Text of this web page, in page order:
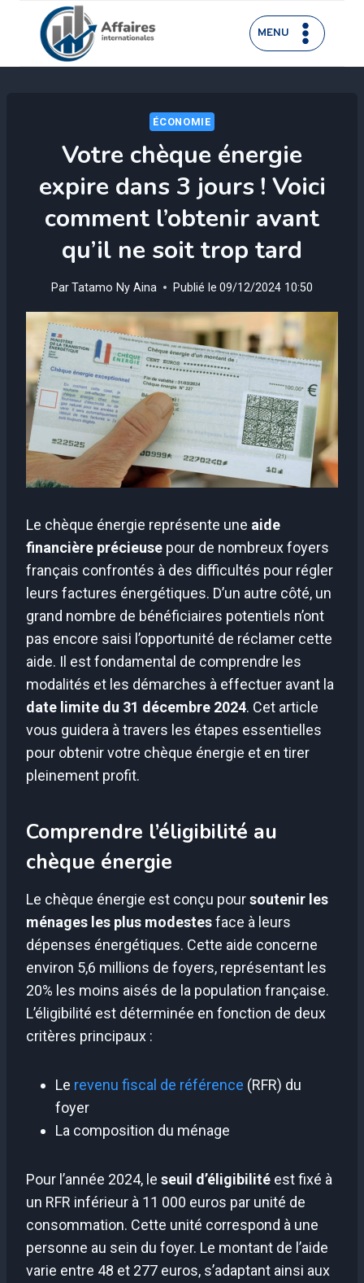
contenu
MENU
ÉCONOMIE
Votre chèque énergie
expire dans 3 jours ! Voici
comment l’obtenir avant
qu’il ne soit trop tard
ParTatamo Ny Aina Publié le 09/12/2024 10:50
Le chèque énergie représente une aide
financière précieuse pour de nombreux foyers
français confrontés à des difficultés pour régler
leurs factures énergétiques. D’un autre côté, un
grand nombre de bénéficiaires potentiels n’ont
pas encore saisi l’opportunité de réclamer cette
aide. Il est fondamental de comprendre les
modalités et les démarches à effectuer avant la
date limite du 31 décembre 2024. Cet article
vous guidera à travers les étapes essentielles
pour obtenir votre chèque énergie et en tirer
pleinement profit.
Comprendre l’éligibilité au
chèque énergie
Le chèque énergie est conçu poursoutenir les
ménages les plus modestesface à leurs
dépenses énergétiques. Cette aide concerne
environ 5,6 millions de foyers, représentant les
20% les moins aisés de la population française.
L’éligibilité est déterminée en fonction de deux
critères principaux :
Le revenu fiscal de référence (RFR) du
foyer
La composition du ménage
Pour l’année 2024, le seuil d’éligibilité est fixé à
un RFR inférieur à 11 000 euros par unité de
consommation. Cette unité correspond à une
personne au sein du foyer. Le montant de l’aide
varie entre 48 et 277 euros, s’adaptant ainsi aux